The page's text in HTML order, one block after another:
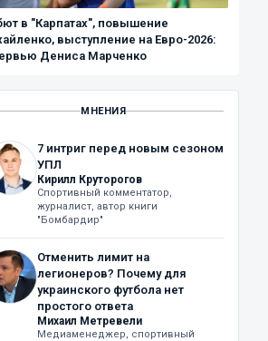
в "Карпатах", повышение
выступление на Евро-2026:
Дениса Марченко
МНЕНИЯ
7 интриг перед новым сезоном
УПЛ
Кирилл Круторогов
Спортивный комментатор,
журналист, автор книги
"Бомбардир"
Отменить лимит на
легионеров? Почему для
украинского футбола нет
простого ответа
Михаил Метревели
Медиаменеджер, спортивный